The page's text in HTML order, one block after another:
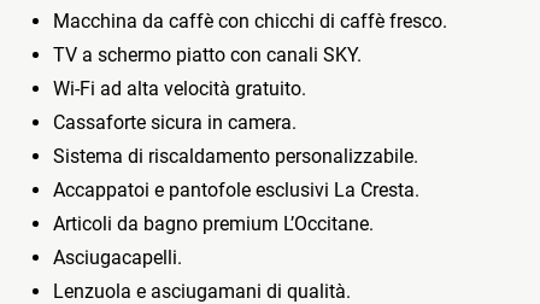
Macchina da caffè con chicchi di caffè fresco.
TV a schermo piatto con canali SKY.
Wi-Fi ad alta velocità gratuito.
Cassaforte sicura in camera.
Sistema di riscaldamento personalizzabile.
Accappatoi e pantofole esclusivi La Cresta.
Articoli da bagno premium L’Occitane.
Asciugacapelli.
Lenzuola e asciugamani di qualità.